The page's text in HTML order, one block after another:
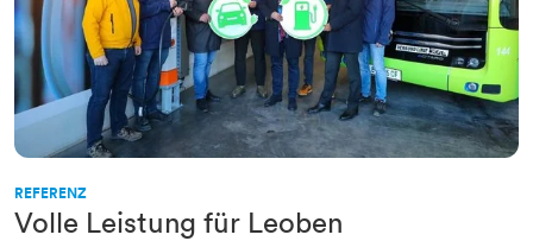
REFERENZ
Volle Leistung für Leoben